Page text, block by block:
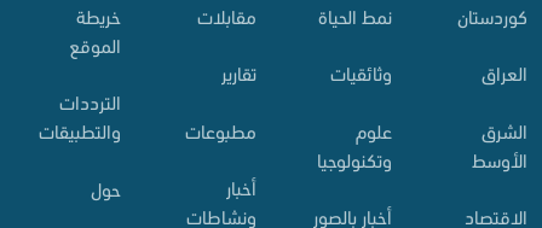
کوردستان
العراق
الشرق
الأوسط
الاقتصاد
نمط الحياة
وثائقيات
علوم
وتكنولوجيا
أخبار بالصور
مقابلات
تقارير
مطبوعات
أخبار
ونشاطات
خريطة
الموقع
الترددات
والتطبيقات
حول